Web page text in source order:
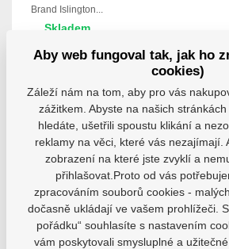
Brand Islington...
Skladem
1 701 Kč
Detail
Buďte s námi v
Rádi vám pomůžeme s výběrem
nejvhodnější
Aby web fungoval tak, jak ho
cookies)
Záleží nám na tom, aby pro vás
zážitkem. Abyste na našich
hledáte, ušetřili spoustu klikání a
reklamy na věci, které vás nezajímají.
zobrazení na které jste zvyklí a
přihlašovat.Proto od vás
zpracováním souborů cookies -
dočasně ukládají ve vašem prohlížeči.
pořádku“ souhlasíte s nastavením
vám poskytovali smysluplné a